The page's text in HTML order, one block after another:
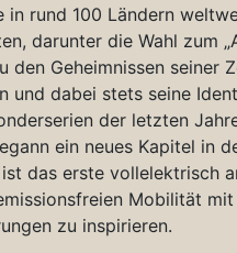
rund 100 Ländern
darunter die Wahl zum
den Geheimnissen
und dabei stets seine
der letzten
ein neues Kapitel in
das erste vollelektrisch
Mobilität
zu inspirieren.